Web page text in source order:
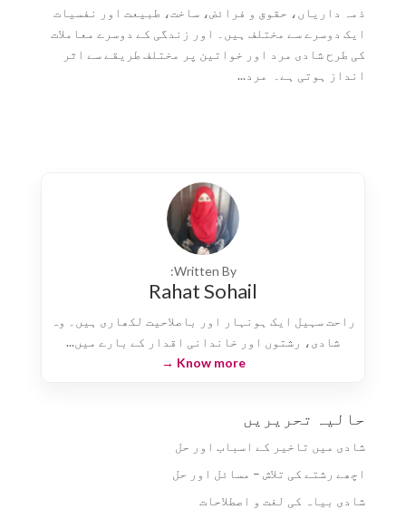
ذمہ داریاں، حقوق و فرائض، ساخت، طبیعت اور نفسیات
ایک دوسرے سے مختلف ہیں۔ اور زندگی کے دوسرے معاملات
کی طرح شادی مرد اور خواتین پر مختلف طریقے سے اثر
انداز ہوتی ہے۔ مرد...
Written By:
Rahat Sohail
راحت سہیل ایک ہونہار اور باصلاحیت لکھاری ہیں۔ وہ
شادی، رشتوں اور خاندانی اقدار کے بارے میں...
Know more →
حالیہ تحریریں
شادی میں تاخیر کے اسباب اور حل
اچھے رشتے کی تلاش – مسائل اور حل
شادی بیاہ کی لغت و اصطلاحات